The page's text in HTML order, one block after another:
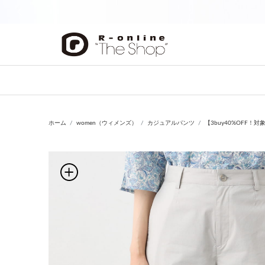
ホーム women（ウィメンズ） カジュアルパンツ 【3buy40%OFF！対